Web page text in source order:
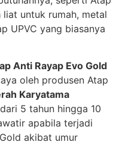
untuk rumah, metal
UPVC yang biasanya
Anti Rayap Evo Gold
oleh produsen Atap
Karyatama
5 tahun hingga 10
apabila terjadi
akibat umur